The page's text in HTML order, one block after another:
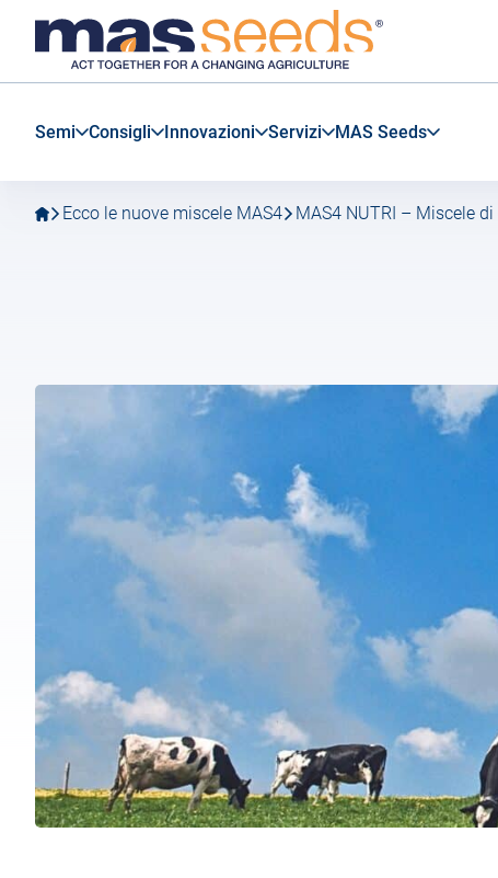
navigazione
principale
contenuto
principale
MAS
Seeds
Italia
Semi Consigli Innovazioni Servizi MAS Seeds
Ecco le nuove miscele MAS4 MAS4 NUTRI – Miscele